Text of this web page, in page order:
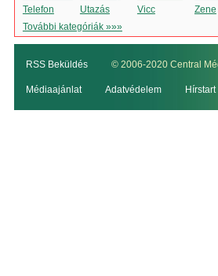
Telefon
Utazás Vicc
Zene
További kategóriák »»»
RSS Beküldés © 2006-2020 Central
Médiaajánlat Adatvédelem Hírstart